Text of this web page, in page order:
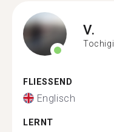
V.
Tochigi
FLIESSEND
Englisch
LERNT